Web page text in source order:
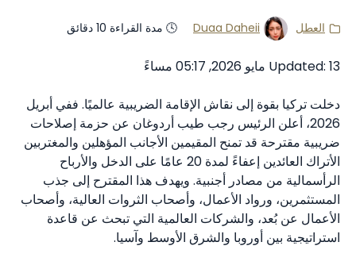
العطل Duaa Daheii 🕓 مدة القراءة 10 دقائق
Updated: 13 مايو 2026, 05:17 مساءً
دخلت تركيا بقوة إلى نقاش الإقامة الضريبية عالميًا. ففي أبريل
2026، أعلن الرئيس رجب طيب أردوغان عن حزمة إصلاحات
ضريبية مقترحة قد تمنح المقيمين الأجانب المؤهلين والمغتربين
الأتراك العائدين إعفاءً لمدة 20 عامًا على الدخل والأرباح
الرأسمالية من مصادر أجنبية. ويهدف هذا المقترح إلى جذب
المستثمرين، ورواد الأعمال، وأصحاب الثروات العالية، وأصحاب
الأعمال عن بُعد، والشركات العالمية التي تبحث عن قاعدة
استراتيجية بين أوروبا والشرق الأوسط وآسيا.